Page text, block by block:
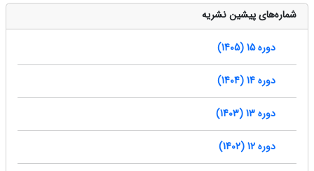
شماره‌های پیشین نشریه
دوره 15 (1405)
دوره 14 (1404)
دوره 13 (1403)
دوره 12 (1402)